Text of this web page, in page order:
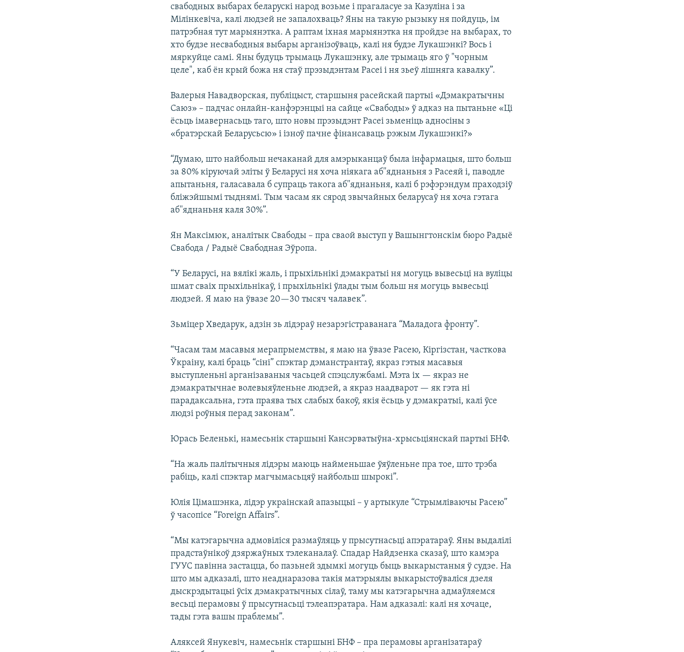
свабодных выбарах беларускі народ возьме і прагаласуе за Казуліна і за
Мілінкевіча, калі людзей не запалохваць? Яны на такую рызыку ня пойдуць, ім
патрэбная тут марыянэтка. А раптам іхная марыянэтка ня пройдзе на выбарах, то
хто будзе несвабодныя выбары арганізоўваць, калі ня будзе Лукашэнкі? Вось і
мяркуйце самі. Яны будуць трымаць Лукашэнку, але трымаць яго ў "чорным
целе", каб ён крый божа ня стаў прэзыдэнтам Расеі і ня зьеў лішняга кавалку”.
Валерыя Навадворская, публіцыст, старшыня расейскай партыі «Дэмакратычны
Саюз» – падчас онлайн-канфэрэнцыі на сайце «Свабоды» ў адказ на пытаньне «Ці
ёсьць імавернасьць таго, што новы прэзыдэнт Расеі зьменіць адносіны з
«братэрскай Беларусьсю» і ізноў пачне фінансаваць рэжым Лукашэнкі?»
“Думаю, што найбольш нечаканай для амэрыканцаў была інфармацыя, што больш
за 80% кіруючай эліты ў Беларусі ня хоча ніякага аб''яднаньня з Расеяй і, паводле
апытаньня, галасавала б супраць такога аб''яднаньня, калі б рэфэрэндум праходзіў
бліжэйшымі тыднямі. Тым часам як сярод звычайных беларусаў ня хоча гэтага
аб''яднаньня каля 30%”.
Ян Максімюк, аналітык Свабоды – пра сваой выступ у Вашынгтонскім бюро Радыё
Свабода / Радыё Свабодная Эўропа.
“У Беларусі, на вялікі жаль, і прыхільнікі дэмакратыі ня могуць вывесьці на вуліцы
шмат сваіх прыхільнікаў, і прыхільнікі ўлады тым больш ня могуць вывесьці
людзей. Я маю на ўвазе 20—30 тысяч чалавек”.
Зьміцер Хведарук, адзін зь лідэраў незарэгістраванага “Маладога фронту”.
“Часам там масавыя мерапрыемствы, я маю на ўвазе Расею, Кіргізстан, часткова
Ўкраіну, калі браць “сіні” спэктар дэманстрантаў, якраз гэтыя масавыя
выступленьні арганізаваныя часьцей спэцслужбамі. Мэта іх — якраз не
дэмакратычнае волевыяўленьне людзей, а якраз наадварот — як гэта ні
парадаксальна, гэта праява тых слабых бакоў, якія ёсьць у дэмакратыі, калі ўсе
людзі роўныя перад законам”.
Юрась Беленькі, намесьнік старшыні Кансэрватыўна-хрысьціянскай партыі БНФ.
“На жаль палітычныя лідэры маюць найменьшае ўяўленьне пра тое, што трэба
рабіць, калі спэктар магчымасьцяў найбольш шырокі”.
Юлія Цімашэнка, лідэр украінскай апазыцыі – у артыкуле “Стрымліваючы Расею”
ў часопісе “Foreign Affairs”.
“Мы катэгарычна адмовіліся размаўляць у прысутнасьці апэратараў. Яны выдалілі
прадстаўнікоў дзяржаўных тэлеканалаў. Спадар Найдзенка сказаў, што камэра
ГУУС павінна застацца, бо пазьней здымкі могуць быць выкарыстаныя ў судзе. На
што мы адказалі, што неаднаразова такія матэрыялы выкарыстоўваліся дзеля
дыскрэдытацыі ўсіх дэмакратычных сілаў, таму мы катэгарычна адмаўляемся
весьці перамовы ў прысутнасьці тэлеапэратара. Нам адказалі: калі ня хочаце,
тады гэта вашы праблемы”.
Аляксей Янукевіч, намесьнік старшыні БНФ – пра перамовы арганізатараў